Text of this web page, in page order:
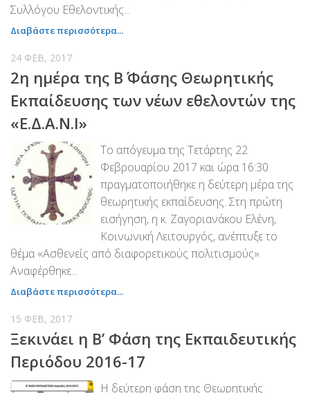
Συλλόγου Εθελοντικής...
Διαβάστε περισσότερα...
24 ΦΕΒ, 2017
2η ημέρα της Β΄ Φάσης Θεωρητικής
Εκπαίδευσης των νέων εθελοντών της
«Ε.Δ.Α.Ν.Ι»
Το απόγευμα της Τετάρτης 22
Φεβρουαρίου 2017 και ώρα 16:30
πραγματοποιήθηκε η δεύτερη μέρα της
θεωρητικής εκπαίδευσης. Στη πρώτη
εισήγηση, η κ. Ζαγοριανάκου Ελένη,
Κοινωνική Λειτουργός, ανέπτυξε το
θέμα «Ασθενείς από διαφορετικούς πολιτισμούς».
Αναφέρθηκε...
Διαβάστε περισσότερα...
15 ΦΕΒ, 2017
Ξεκινάει η Β’ Φάση της Εκπαιδευτικής
Περιόδου 2016-17
Η δεύτερη φάση της Θεωρητικής